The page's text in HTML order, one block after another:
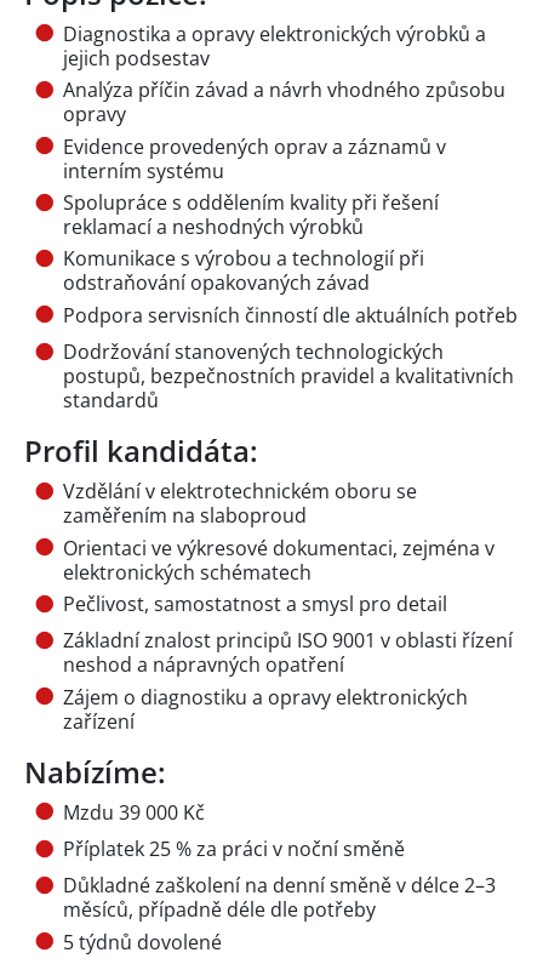
Diagnostika a opravy elektronických výrobků a
jejich podsestav
Analýza příčin závad a návrh vhodného způsobu
opravy
Evidence provedených oprav a záznamů v
interním systému
Spolupráce s oddělením kvality při řešení
reklamací a neshodných výrobků
Komunikace s výrobou a technologií při
odstraňování opakovaných závad
Podpora servisních činností dle aktuálních potřeb
Dodržování stanovených technologických
postupů, bezpečnostních pravidel a kvalitativních
standardů
Profil kandidáta:
Vzdělání v elektrotechnickém oboru se
zaměřením na slaboproud
Orientaci ve výkresové dokumentaci, zejména v
elektronických schématech
Pečlivost, samostatnost a smysl pro detail
Základní znalost principů ISO 9001 v oblasti řízení
neshod a nápravných opatření
Zájem o diagnostiku a opravy elektronických
zařízení
Nabízíme:
Mzdu 39 000 Kč
Příplatek 25 % za práci v noční směně
Důkladné zaškolení na denní směně v délce 2–3
měsíců, případně déle dle potřeby
5 týdnů dovolené